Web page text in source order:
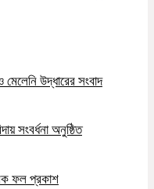
মেলেনি উদ্ধারের সংবাদ
সংবর্ধনা অনুষ্ঠিত
ফল প্রকাশ